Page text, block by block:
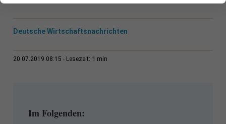
Deutsche Wirtschaftsnachrichten
20.07.2019 08:15 Lesezeit: 1 min
Im Folgenden: